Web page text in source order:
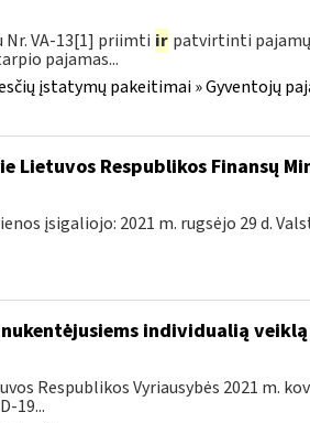
Nr. VA-13[1] priimti ir patvirtinti
pajamas...
įstatymų pakeitimai » Gyventojų
Lietuvos Respublikos Finansų
įsigaliojo: 2021 m. rugsėjo 29 d.
individualią
Respublikos Vyriausybės 2021 m.
19...